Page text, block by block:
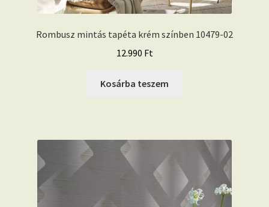
Rombusz mintás tapéta krém színben 10479-02
12.990 Ft
Kosárba teszem